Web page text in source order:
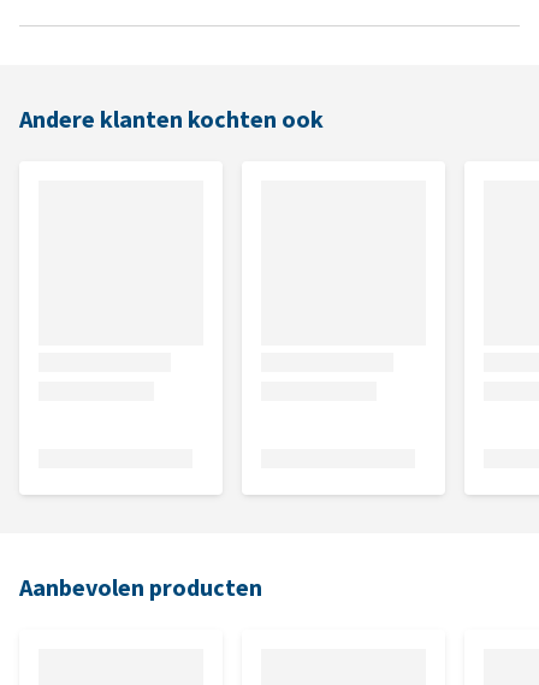
Andere klanten kochten ook
Aanbevolen producten